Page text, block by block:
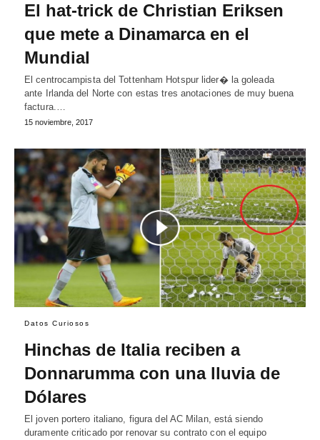
El hat-trick de Christian Eriksen
que mete a Dinamarca en el
Mundial
El centrocampista del Tottenham Hotspur lider� la goleada
ante Irlanda del Norte con estas tres anotaciones de muy buena
factura.…
15 noviembre, 2017
Datos Curiosos
Hinchas de Italia reciben a
Donnarumma con una lluvia de
Dólares
El joven portero italiano, figura del AC Milan, está siendo
duramente criticado por renovar su contrato con el equipo